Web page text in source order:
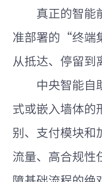
真正的智能
准部署的“终端
从抵达、停留到
中央智能
式或嵌入墙体的
别、支付模块和
流量、高合规性